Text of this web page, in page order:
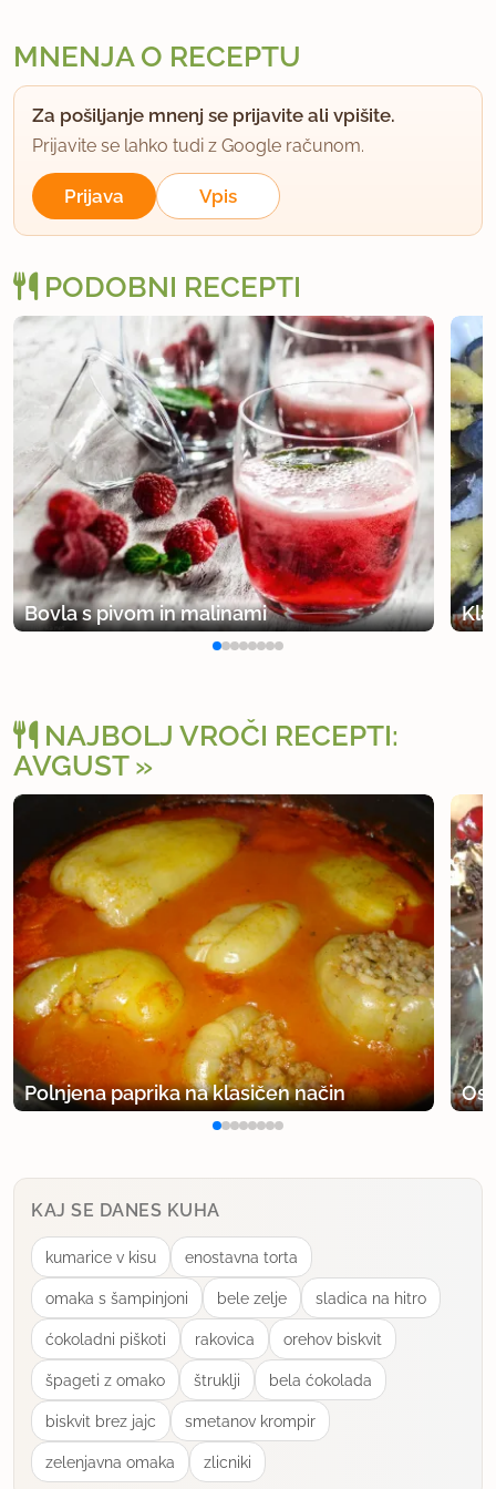
MNENJA O RECEPTU
Za pošiljanje mnenj se prijavite ali vpišite.
Prijavite se lahko tudi z Google računom.
Prijava Vpis
PODOBNI RECEPTI
Bovla s pivom in malinami
NAJBOLJ VROČI RECEPTI:
AVGUST
Polnjena paprika na klasičen način
KAJ SE DANES KUHA
kumarice v kisu enostavna torta
omaka s šampinjoni bele zelje sladica na hitro
ćokoladni piškoti rakovica orehov biskvit
špageti z omako štruklji bela ćokolada
biskvit brez jajc smetanov krompir
zelenjavna omaka zlicniki